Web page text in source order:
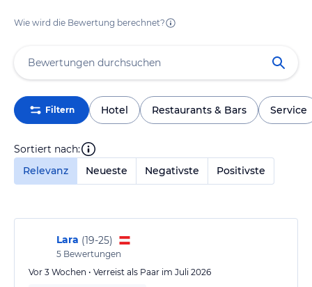
Wie wird die Bewertung berechnet?
Filtern Hotel Restaurants & Bars Service
Sortiert nach:
Relevanz
Neueste Negativste Positivste
Lara (19-25)
5 Bewertungen
Vor 3 Wochen • Verreist als Paar im Juli 2026